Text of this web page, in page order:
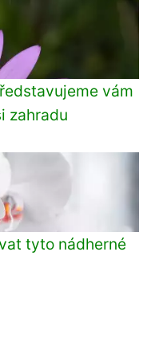
vám
zahradu
tyto nádherné